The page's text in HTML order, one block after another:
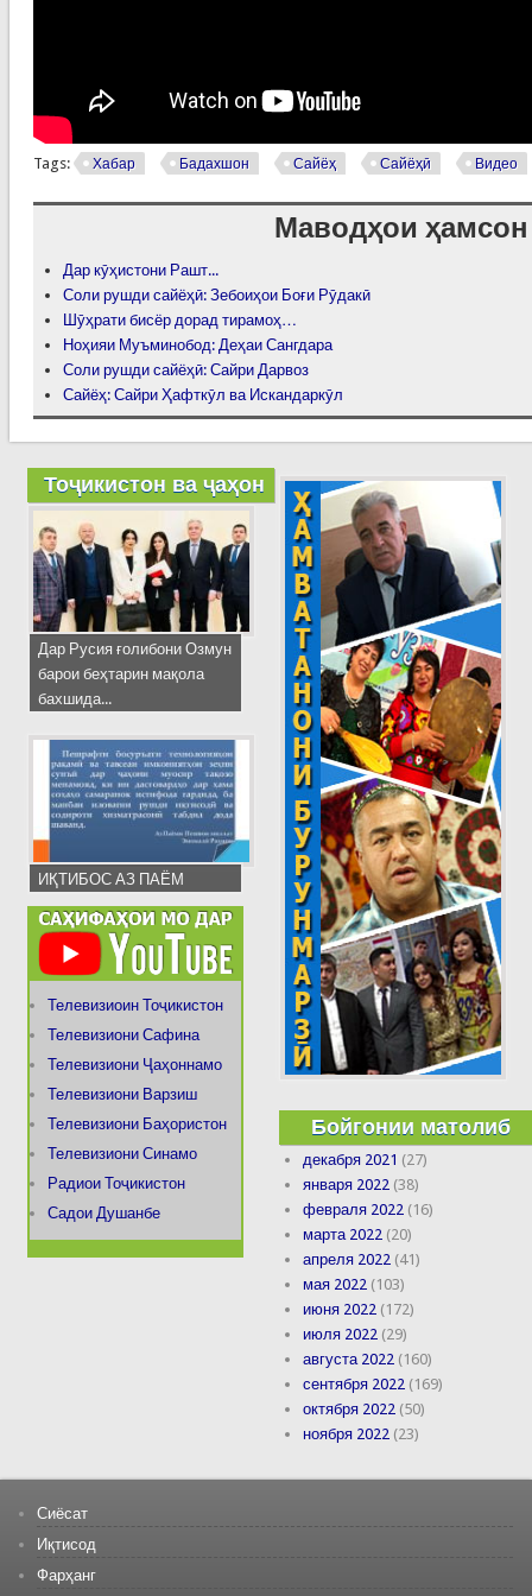
Tags: Хабар Бадахшон Сайёҳ Сайёҳӣ Видео
Маводҳои ҳамсон
Дар кӯҳистони Рашт...
Соли рушди сайёҳӣ: Зебоиҳои Боғи Рӯдакӣ
Шӯҳрати бисёр дорад тирамоҳ…
Ноҳияи Муъминобод: Деҳаи Сангдара
Соли рушди сайёҳӣ: Сайри Дарвоз
Сайёҳ: Сайри Ҳафткӯл ва Искандаркӯл
Тоҷикистон ва ҷаҳон
Дар Русия ғолибони Озмун
барои беҳтарин мақола
бахшида...
ИҚТИБОС АЗ ПАЁМ
Телевизиоин Тоҷикистон
Телевизиони Сафина
Телевизиони Ҷаҳоннамо
Телевизиони Варзиш
Телевизиони Баҳористон
Телевизиони Синамо
Радиои Тоҷикистон
Садои Душанбе
Бойгонии матолиб
декабря 2021 (27)
января 2022 (38)
февраля 2022 (16)
марта 2022 (20)
апреля 2022 (41)
мая 2022 (103)
июня 2022 (172)
июля 2022 (29)
августа 2022 (160)
сентября 2022 (169)
октября 2022 (50)
ноября 2022 (23)
Сиёсат
Иқтисод
Фарҳанг